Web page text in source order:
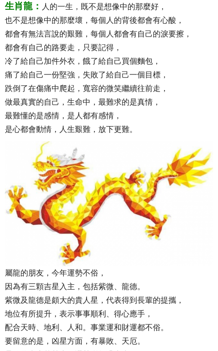
生肖龍： 人的一生，既不是想像中的那麼好，
也不是想像中的那麼壞，每個人的背後都會有心酸，
都會有無法言說的艱難，每個人都會有自己的淚要擦，
都會有自己的路要走，只要記得，
冷了給自己加件外衣，餓了給自己買個麵包，
痛了給自己一份堅強，失敗了給自己一個目標，
跌倒了在傷痛中爬起，寬容的微笑繼續往前走，
做最真實的自己，生命中，最難求的是真情，
最難懂的是感情，是人都有感情，
是心都會動情，人生艱難，放下更難。
屬龍的朋友，今年運勢不俗，
因為有三顆吉星入主，包括紫微、龍德。
紫微及龍德是頗大的貴人星，代表得到長輩的提攜，
地位有所提升，表示事事順利、得心應手，
配合天時、地利、人和。事業運和財運都不俗。
要留意的是，凶星方面，有暴敗、天厄。